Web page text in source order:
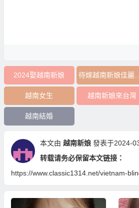
2024娶越南新娘
越南女生 越南新娘來台灣
越南結婚
本文由 越南新娘 發表于2024-
转载请务必保留本文链接：
https://www.classic1314.net/vietnam-